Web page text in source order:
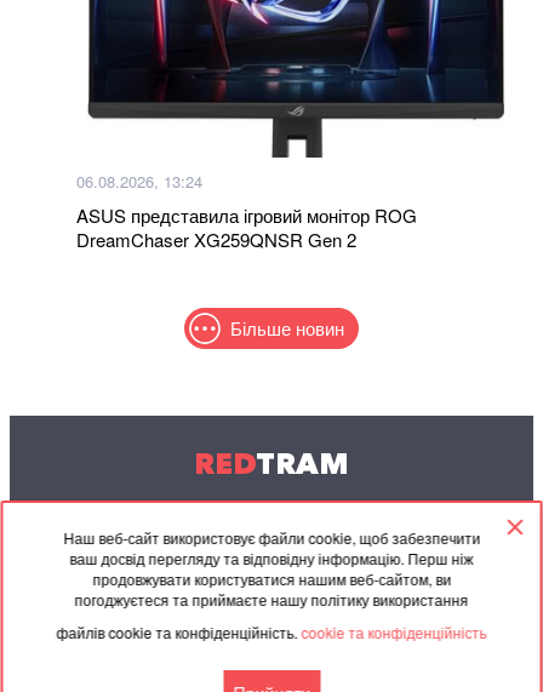
Наш веб-сайт використовує файли cookie, щоб забезпечити
ваш досвід перегляду та відповідну інформацію. Перш ніж
продовжувати користуватися нашим веб-сайтом, ви
погоджуєтеся та приймаєте нашу політику використання
файлів cookie та конфіденційність.cookie та конфіденційність
06.08.2026, 13:24
ASUS представила ігровий монітор ROG
DreamChaser XG259QNSR Gen 2
Більше новин
REDTRAM
© 2004-2026 Redtram, Ltd.
Співпраця
Партнерські
матеріали
Архів
Угода
Контакти